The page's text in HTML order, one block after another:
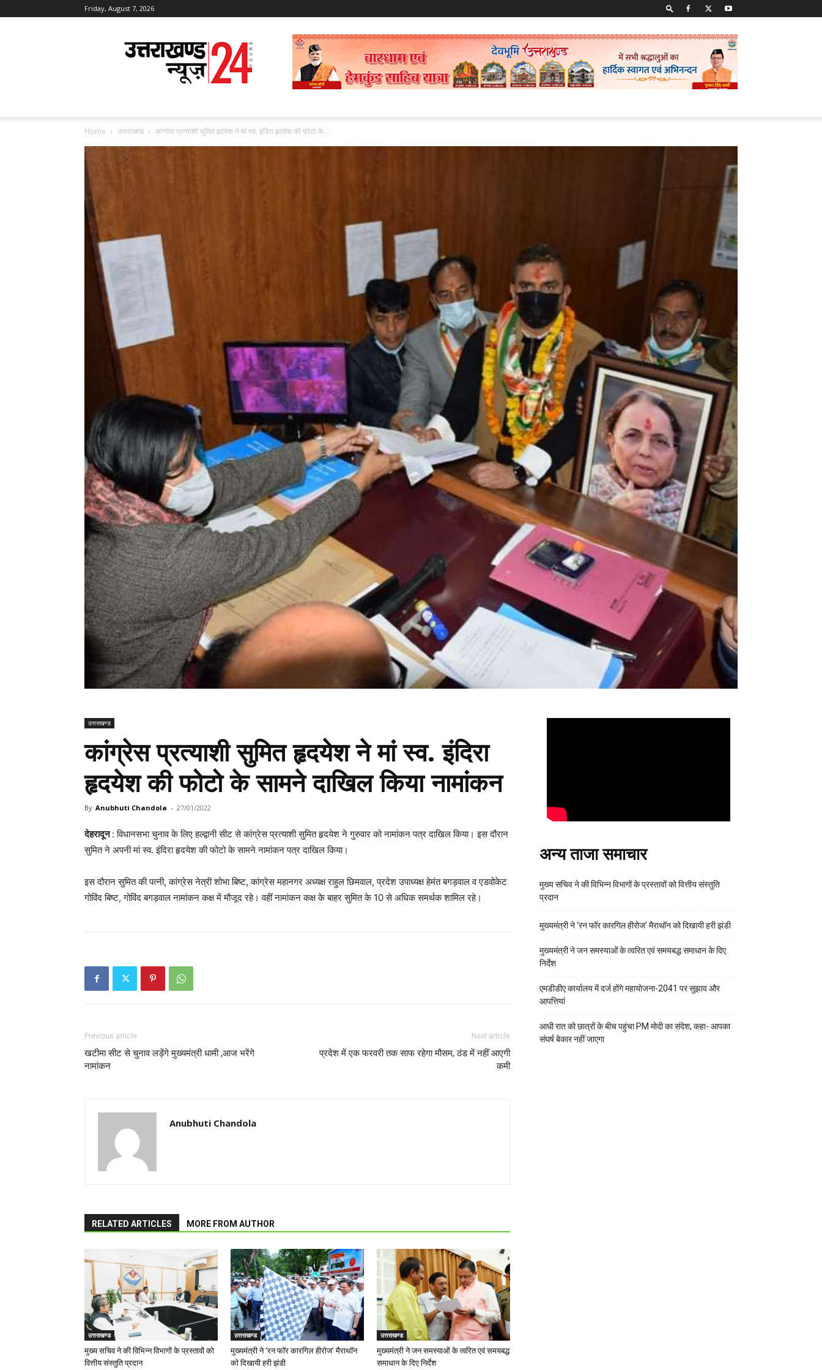
Friday, August 7, 2026
Uttarakhand
News
24
Home उत्तराखण्ड कांग्रेस प्रत्याशी सुमित हृदयेश ने मां स्व. इंदिरा हृदयेश की फोटो के...
उत्तराखण्ड
कांग्रेस प्रत्याशी सुमित हृदयेश ने मां स्व. इंदिरा
हृदयेश की फोटो के सामने दाखिल किया नामांकन
By Anubhuti Chandola - 27/01/2022
देहरादून: विधानसभा चुनाव के लिए हल्द्वानी सीट से कांग्रेस प्रत्याशी सुमित हृदयेश ने गुरुवार को नामांकन पत्र दाखिल किया। इस दौरान
सुमित ने अपनी मां स्व. इंदिरा हृदयेश की फोटो के सामने नामांकन पत्र दाखिल किया।
इस दौरान सुमित की पत्नी, कांग्रेस नेत्री शोभा बिष्ट, कांग्रेस महानगर अध्यक्ष राहुल छिमवाल, प्रदेश उपाध्यक्ष हेमंत बगड़वाल व एडवोकेट
गोविंद बिष्ट, गोविंद बगड़वाल नामांकन कक्ष में मौजूद रहे। वहीं नामांकन कक्ष के बाहर सुमित के 10 से अधिक समर्थक शामिल रहे।
Previous article
खटीमा सीट से चुनाव लड़ेंगे मुख्यमंत्री धामी ,आज भरेंगे
नामांकन
Next article
प्रदेश में एक फरवरी तक साफ रहेगा मौसम, ठंड में नहीं आएगी
कमी
Anubhuti Chandola
RELATED ARTICLES MORE FROM AUTHOR
उत्तराखण्ड
मुख्य सचिव ने की विभिन्न विभागों के प्रस्तावों को
वित्तीय संस्तुति प्रदान
उत्तराखण्ड
मुख्यमंत्री ने ‘रन फॉर कारगिल हीरोज’ मैराथॉन
को दिखायी हरी झंडी
उत्तराखण्ड
मुख्यमंत्री ने जन समस्याओं के त्वरित एवं समयबद्ध
समाधान के दिए निर्देश
अन्य ताजा समाचार
मुख्य सचिव ने की विभिन्न विभागों के प्रस्तावों को वित्तीय संस्तुति
प्रदान
मुख्यमंत्री ने ‘रन फॉर कारगिल हीरोज’ मैराथॉन को दिखायी हरी झंडी
मुख्यमंत्री ने जन समस्याओं के त्वरित एवं समयबद्ध समाधान के दिए
निर्देश
एमडीडीए कार्यालय में दर्ज होंगे महायोजना-2041 पर सुझाव और
आपत्तियां
आधी रात को छात्रों के बीच पहुंचा PM मोदी का संदेश, कहा- आपका
संघर्ष बेकार नहीं जाएगा